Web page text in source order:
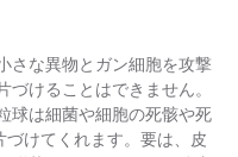
さな異物とガン細胞を攻撃
けることはできません。
球は細菌や細胞の死骸や死
けてくれます。要は、皮